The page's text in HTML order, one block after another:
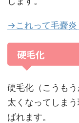
→これって毛嚢炎
硬毛化
硬毛化（こうも
太くなってしま
ばれます。